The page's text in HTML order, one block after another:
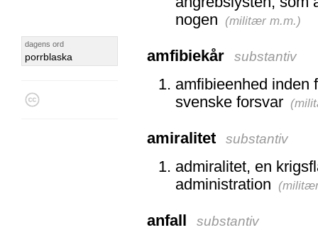
dagens ord
porrblaska
nogen (militær m.m.)
amfibiekår substantiv
amfibieenhed inden
svenske forsvar (
amiralitet substantiv
admiralitet, en
administration (
anfall substantiv